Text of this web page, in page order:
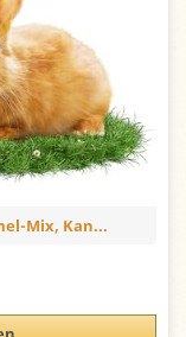
Mix, Kan...